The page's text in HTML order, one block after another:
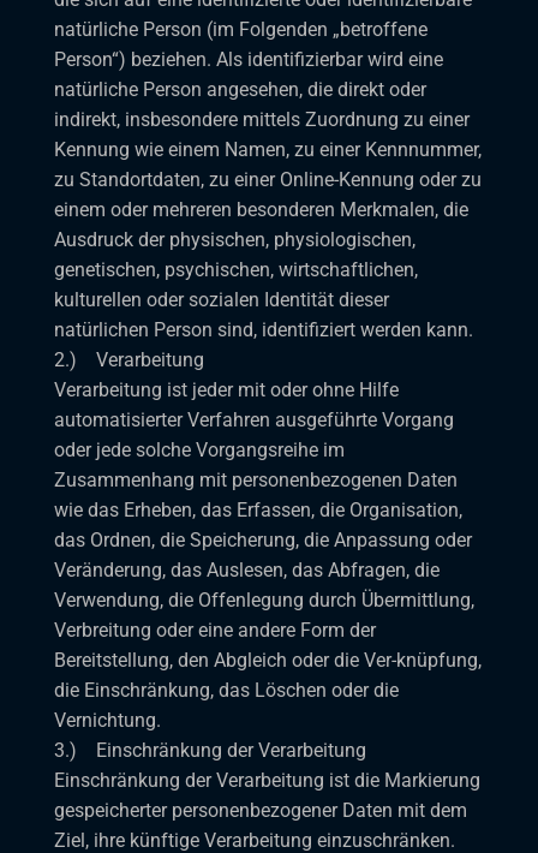
natürliche Person (im Folgenden „betroffene
Person“) beziehen. Als identifizierbar wird eine
natürliche Person angesehen, die direkt oder
indirekt, insbesondere mittels Zuordnung zu einer
Kennung wie einem Namen, zu einer Kennnummer,
zu Standortdaten, zu einer Online-Kennung oder zu
einem oder mehreren besonderen Merkmalen, die
Ausdruck der physischen, physiologischen,
genetischen, psychischen, wirtschaftlichen,
kulturellen oder sozialen Identität dieser
natürlichen Person sind, identifiziert werden kann.
2.) Verarbeitung
Verarbeitung ist jeder mit oder ohne Hilfe
automatisierter Verfahren ausgeführte Vorgang
oder jede solche Vorgangsreihe im
Zusammenhang mit personenbezogenen Daten
wie das Erheben, das Erfassen, die Organisation,
das Ordnen, die Speicherung, die Anpassung oder
Veränderung, das Auslesen, das Abfragen, die
Verwendung, die Offenlegung durch Übermittlung,
Verbreitung oder eine andere Form der
Bereitstellung, den Abgleich oder die Ver-knüpfung,
die Einschränkung, das Löschen oder die
Vernichtung.
3.) Einschränkung der Verarbeitung
Einschränkung der Verarbeitung ist die Markierung
gespeicherter personenbezogener Daten mit dem
Ziel, ihre künftige Verarbeitung einzuschränken.